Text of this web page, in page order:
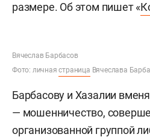
размере. Об этом пишет «
Вячеслав Барбасов
Фото: личнаястраница Вячеслава
Барбасову и Хазалии
— мошенничество,
организованной группой